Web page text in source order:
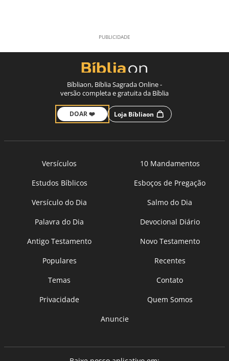
Bíbliaon, Bíblia Sagrada Online -
versão completa e gratuita da Bíblia
DOAR ❤️ Loja Bíbliaon
Versículos
10 Mandamentos
Estudos Bíblicos
Esboços de Pregação
Versículo do Dia
Salmo do Dia
Palavra do Dia
Devocional Diário
Antigo Testamento
Novo Testamento
Populares
Recentes
Temas
Contato
Privacidade
Quem Somos
Anuncie